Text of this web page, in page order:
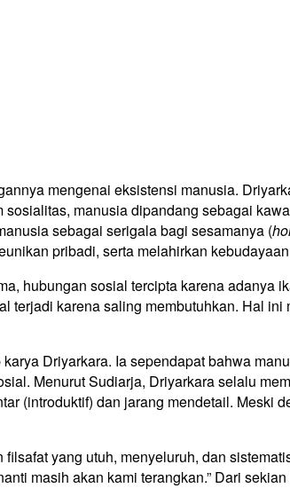
mengenai eksistensi manusia.
manusia dipandang sebagai
sebagai serigala bagi sesamanya (
pribadi, serta melahirkan
hubungan sosial tercipta karena
karena saling membutuhkan. Hal
Driyarkara. Ia sependapat bahwa
Menurut Sudiarja, Driyarkara selalu
(introduktif) dan jarang mendetail. Meski
yang utuh, menyeluruh, dan
masih akan kami terangkan.” Dari